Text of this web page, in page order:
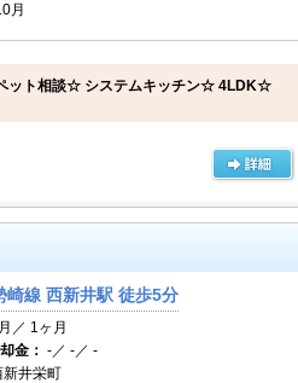
月
ット相談☆ システムキッチン☆ 4LDK☆
崎線 西新井駅 徒歩5分
／ 1ヶ月
金： -／ -／ -
新井栄町